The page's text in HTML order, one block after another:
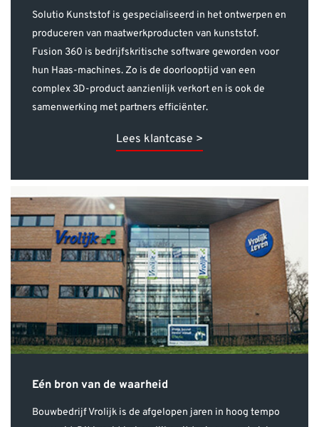
hun Haas-machines. Zo is de doorlooptijd van een
complex 3D-product aanzienlijk verkort en is ook de
samenwerking met partners efficiënter.
Lees klantcase >
Eén bron van de waarheid
gegroeid. Dit bracht behoorlijke uitdagingen met zich
gestandaardiseerde processen. Daarom zijn alle